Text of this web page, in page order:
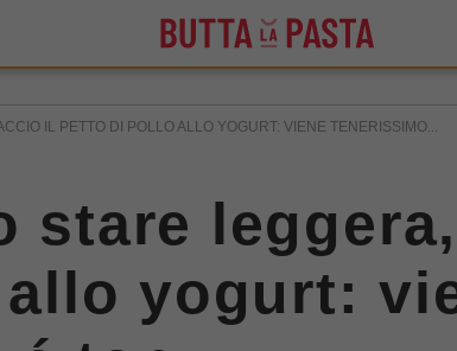
IL PETTO DI POLLO ALLO YOGURT: VIENE TENERISSIMO...
stare
yogurt: